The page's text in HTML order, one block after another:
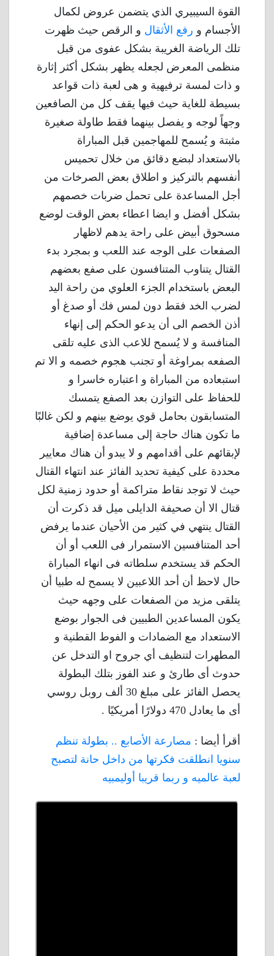
القوة السيبيري الذي يتضمن عروض لكمال
الأجسام و رفع الأثقال و الرقص حيث ظهرت
تلك الرياضة الغريبة بشكل عفوى من قبل
منظمى المعرض لجعله يظهر بشكل أكثر إثارة
و ذات لمسة ترفيهية و هى لعبة ذات قواعد
بسيطة للغاية حيث فيها يقف كل من الصافعين
وجهاً لوجه و يفصل بينهما فقط طاولة صغيرة
مثبتة و يُسمح للمهاجمين قبل المباراة
بالاستعداد لبضع دقائق من خلال تحميس
أنفسهم بالتركيز و اطلاق بعض الصرخات من
أجل المساعدة على تحمل ضربات خصمهم
بشكل أفضل و ايضا اعطاء بعض الوقت لوضع
مسحوق أبيض على راحة يدهم لاظهار
الصفعات على الوجه عند اللعب و بمجرد بدء
القتال يتناوب المتنافسون على صفع بعضهم
البعض باستخدام الجزء العلوي من راحة اليد
لضرب الخد فقط دون لمس فك أو صدغ أو
أذن الخصم الى أن يدعو الحكم إلى إنهاء
المنافسة و لا يُسمح للاعب الذى عليه تلقى
الصفعه بمراوغة أو تجنب هجوم خصمه و الا تم
استبعاده من المباراة و اعتباره خاسرا و
للحفاظ على التوازن بعد الصفع يتمسك
المتسابقون بحامل قوي يوضع بينهم و لكن غالبًا
ما تكون هناك حاجة إلى مساعدة إضافية
لإبقائهم على أقدامهم و لا يبدو أن هناك معايير
محددة على كيفية تحديد الفائز عند انتهاء القتال
حيث لا توجد نقاط متراكمة أو حدود زمنية لكل
قتال الا أن صحيفة الدايلى ميل قد ذكرت أن
القتال ينتهي في كثير من الأحيان عندما يرفض
أحد المتنافسين الاستمرار فى اللعب أو أن
الحكم قد يستخدم سلطاته فى انهاء المباراة
حال لاحظ أن أحد اللاعبين لا يسمح له طبيا أن
يتلقى مزيد من الصفعات على وجهه حيث
يكون المساعدين الطبيين فى الجوار بوضع
الاستعداد مع الضمادات و الفوط القطنية و
المطهرات لتنظيف أي جروح او التدخل عن
حدوث أى طارئ و عند الفوز بتلك البطولة
يحصل الفائز على مبلغ 30 ألف روبل روسي
أى ما يعادل 470 دولارًا أمريكيًا .
أقرأ أيضا : مصارعة الأصابع .. بطولة تنظم
سنويا انطلقت فكرتها من داخل حانة لتصبح
لعبة عالميه و ربما قريبا أوليمبيه